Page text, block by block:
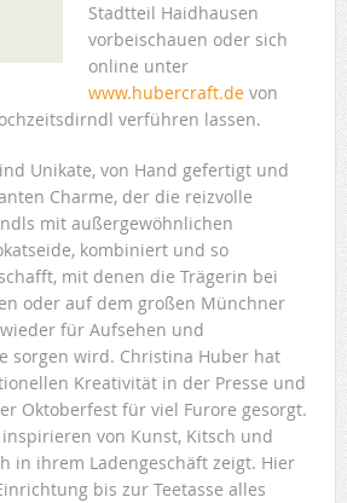
Stadtteil Haidhausen
vorbeischauen oder sich
online unter
www.hubercraft.devon
verführen lassen.
Unikate, von Hand gefertigt und
Charme, der die reizvolle
mit außergewöhnlichen
kombiniert und so
mit denen die Trägerin bei
oder auf dem großen Münchner
für Aufsehen und
sorgen wird. Christina Huber hat
Kreativität in der Presse und
Oktoberfest für viel Furore gesorgt.
von Kunst, Kitsch und
in ihrem Ladengeschäft zeigt. Hier
bis zur Teetasse alles